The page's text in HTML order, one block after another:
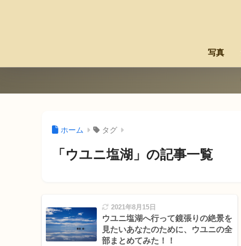
写真
ホーム タグ
「ウユニ塩湖」の記事一覧
2021年8月15日
ウユニ塩湖へ行って鏡張りの絶景を
見たいあなたのために、ウユニの全
部まとめてみた！！